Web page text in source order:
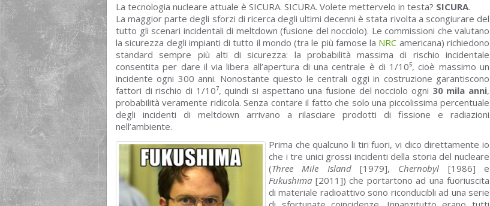
La tecnologia nucleare attuale è SICURA. SICURA. Volete mettervelo in testa? SICURA.
La maggior parte degli sforzi di ricerca degli ultimi decenni è stata rivolta a scongiurare del
tutto gli scenari incidentali di meltdown (fusione del nocciolo). Le commissioni che valutano
la sicurezza degli impianti di tutto il mondo (tra le più famose la NRC americana) richiedono
standard sempre più alti di sicurezza: la probabilità massima di rischio incidentale
consentita per dare il via libera all’apertura di una centrale è di 1/10⁵, cioè massimo un
incidente ogni 300 anni. Nonostante questo le centrali oggi in costruzione garantiscono
fattori di rischio di 1/10⁷, quindi si aspettano una fusione del nocciolo ogni 30 mila anni,
probabilità veramente ridicola. Senza contare il fatto che solo una piccolissima percentuale
degli incidenti di meltdown arrivano a rilasciare prodotti di fissione e radiazioni
nell’ambiente.
Prima che qualcuno li tiri fuori, vi dico direttamente io
che i tre unici grossi incidenti della storia del nucleare
(Three Mile Island[1979], Chernobyl [1986] e
Fukushima [2011]) che portartono ad una fuoriuscita
di materiale radioattivo sono riconducibli ad una serie